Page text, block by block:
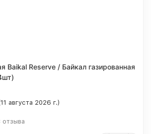
Baikal Reserve / Байкал газированная
августа 2026 г.)
отзыва